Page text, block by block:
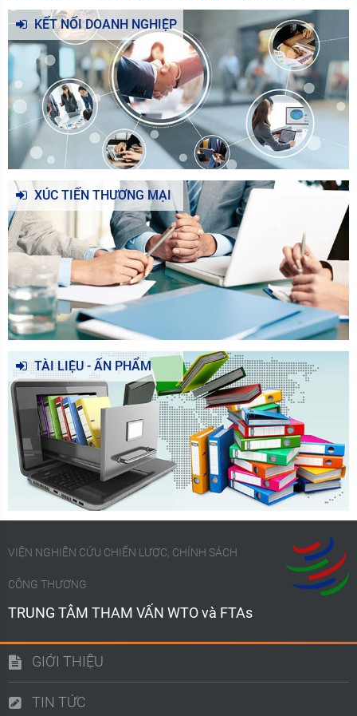
KẾT NỐI DOANH NGHIỆP
XÚC TIẾN THƯƠNG MẠI
TÀI LIỆU - ẤN PHẨM
VIỆN NGHIÊN CỨU CHIẾN LƯỢC, CHÍNH SÁCH
CÔNG THƯƠNG
TRUNG TÂM THAM VẤN WTO và FTAs
GIỚI THIỆU
TIN TỨC